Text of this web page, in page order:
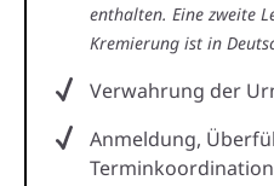
enthalten. Eine zweite
Kremierung ist in
Verwahrung der
Anmeldung,